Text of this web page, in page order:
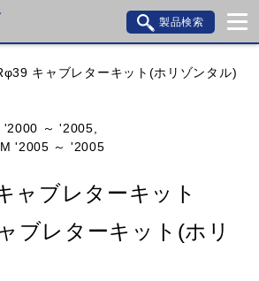
製品検索
BMW DUCATI GILERA
KTM MOTO GUZZI
キャブレターキット(ホリゾンタル)
～ '2005,
'2005 ～ '2005
ャブレターキット
ブレターキット(ホリ